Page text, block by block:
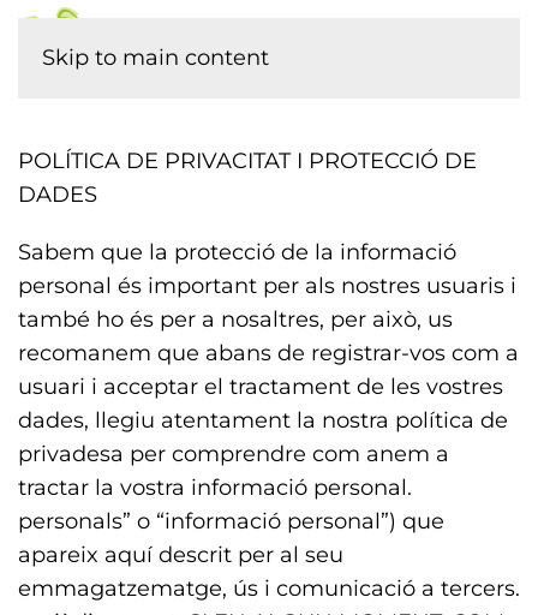
Skip to main content
POLÍTICA DE PRIVACITAT I PROTECCIÓ DE
DADES
Sabem que la protecció de la informació
personal és important per als nostres usuaris i
també ho és per a nosaltres, per això, us
recomanem que abans de registrar-vos com a
usuari i acceptar el tractament de les vostres
dades, llegiu atentament la nostra política de
privadesa per comprendre com anem a
tractar la vostra informació personal.
personals” o “informació personal”) que
apareix aquí descrit per al seu
emmagatzematge, ús i comunicació a tercers.